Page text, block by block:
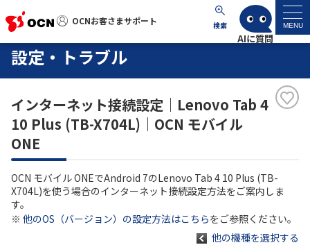
OCNお客さまサポート 検索 MENU
OCNお客さまサポート
サポートトップ
よくあるご質問
工事・故障情報
設定・トラブル
インターネット接続設定｜Lenovo Tab 4
10 Plus (TB-X704L)｜OCN モバイル
ONE
OCN モバイル ONEでAndroid 7のLenovo Tab 4 10 Plus (TB-
X704L)を使う場合のインターネット接続設定方法をご案内しま
す。
※ 他のOS（バージョン）の設定方法はこちらをご参照ください。
他の機種を選択する